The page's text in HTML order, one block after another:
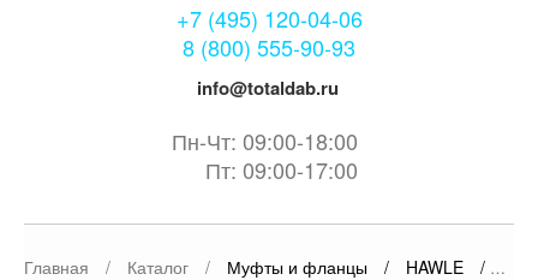
+7 (495) 120-04-06
8 (800) 555-90-93
info@totaldab.ru
Пн-Чт: 09:00-18:00
Пт: 09:00-17:00
Главная / Каталог / Муфты и фланцы / HAWLE /